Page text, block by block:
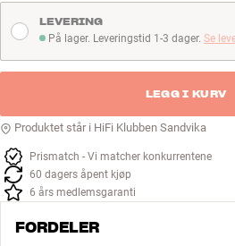
På lager. Leveringstid 1-3 dager
På lager. Leveringstid 1-3 dager. Se
LEVERING
LEGG I KURV
Produktet står i HiFi Klubben Sandvika
Prismatch - Vi matcher konkurrentene
60 dagers åpent kjøp
6 års medlemsgaranti
FORDELER